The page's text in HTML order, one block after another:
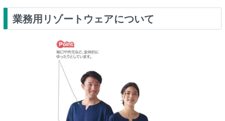
業務用リゾートウェアについて